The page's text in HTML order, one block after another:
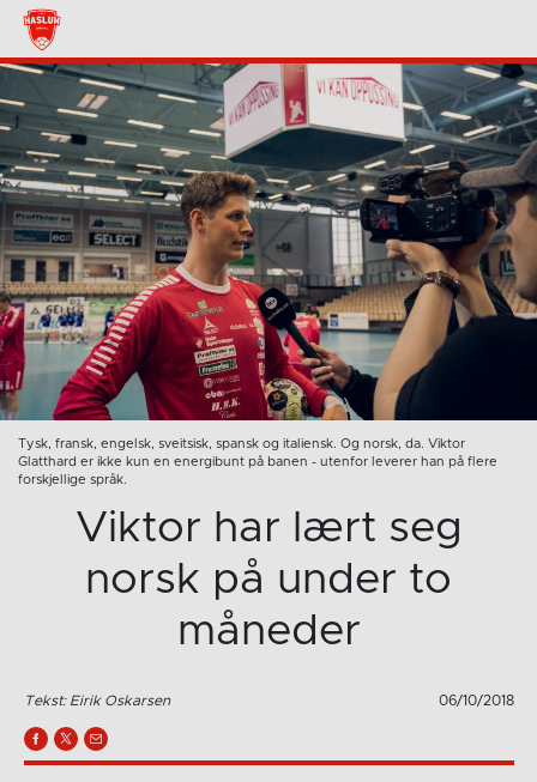
Tysk, fransk, engelsk, sveitsisk, spansk og italiensk. Og norsk, da. Viktor
Glatthard er ikke kun en energibunt på banen - utenfor leverer han på flere
forskjellige språk.
Viktor har lært seg
norsk på under to
måneder
Tekst: Eirik Oskarsen 06/10/2018